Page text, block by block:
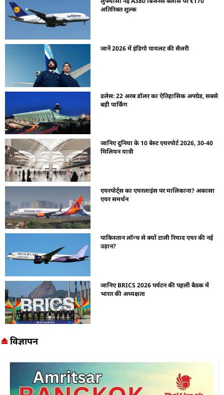
अतिरिक्त शुल्क
जानें 2026 में इंडिगो पायलट की सैलरी
डलेस: 22 अरब डॉलर का ऐतिहासिक अपग्रेड, सबसे
बड़ी पार्किंग
जानिए दुनिया के 10 बेस्ट एयरपोर्ट 2026, 30-40
मिलियन यात्री
एयरपोर्ट्स का एयरलाइंस पर मालिकाना? अकासा
एयर समर्थन
पाकिस्तान लॉन्च से क्यों टाली रियाद एयर की नई
उड़ान?
जानिए BRICS 2026 पर्यटन की पहली बैठक में
भारत की अध्यक्षता
विज्ञापन